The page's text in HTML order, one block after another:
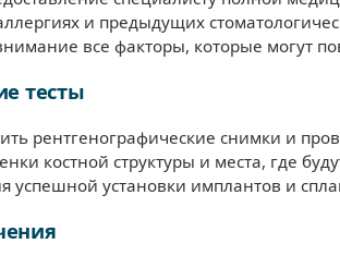
и предыдущих
все факторы, которые могут
тесты
рентгенографические снимки и
костной структуры и места, где
успешной установки имплантов и